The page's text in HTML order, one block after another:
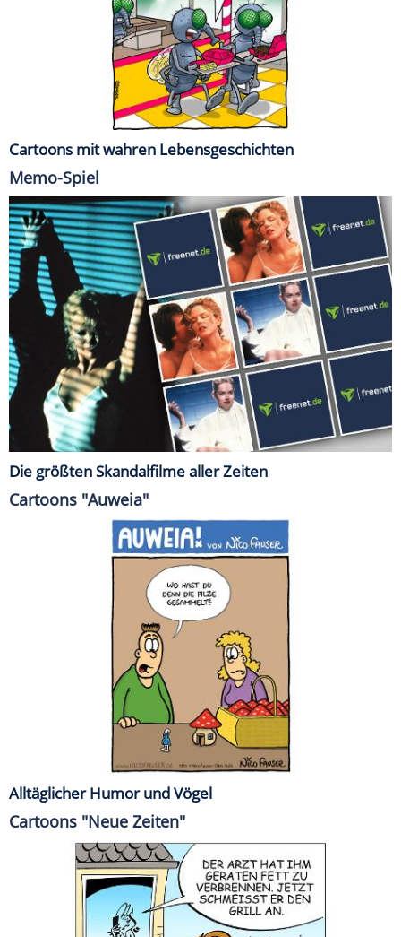
Cartoons mit wahren Lebensgeschichten
Memo-Spiel
Die größten Skandalfilme aller Zeiten
Cartoons "Auweia"
Alltäglicher Humor und Vögel
Cartoons "Neue Zeiten"